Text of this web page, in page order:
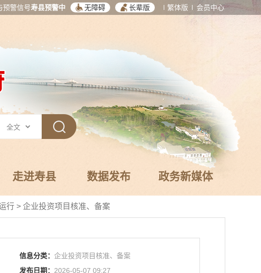
预警信号寿县预警中 无障碍 长辈版 繁体版 会员中心
走进寿县 数据发布 政务新媒体
行 > 企业投资项目核准、备案
信息分类： 企业投资项目核准、备案
发布日期： 2026-05-07 09:27